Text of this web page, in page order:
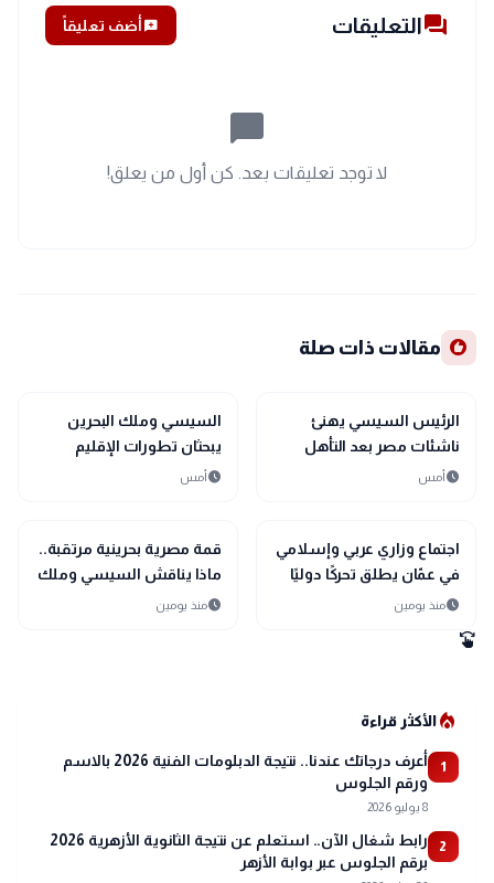
forumالتعليقات add_commentأضف تعليقاً
chat_bubble_outline
لا توجد تعليقات بعد. كن أول من يعلق!
recommend مقالات ذات صلة
sports_soccer
رياضة
الرئيس السيسي يهنئ
ناشئات مصر بعد التأهل
التاريخي إلى نصف نهائي
scheduleأمس
bolt
عاجل
السيسي وملك البحرين
يبحثان تطورات الإقليم
ويؤكدان أولوية الحلول
scheduleأمس
bolt
عاجل
اجتماع وزاري عربي وإسلامي
في عمّان يطلق تحركًا دوليًا
لحماية القدس ومقدساتها
scheduleمنذ يومين
bolt
عاجل
قمة مصرية بحرينية مرتقبة..
ماذا يناقش السيسي وملك
البحرين؟
scheduleمنذ يومين
swipe
local_fire_departmentالأكثر قراءة
1
أعرف درجاتك عندنا.. نتيجة الدبلومات الفنية 2026 بالاسم
ورقم الجلوس
8 يوليو 2026
2
رابط شغال الآن.. استعلم عن نتيجة الثانوية الأزهرية 2026
برقم الجلوس عبر بوابة الأزهر